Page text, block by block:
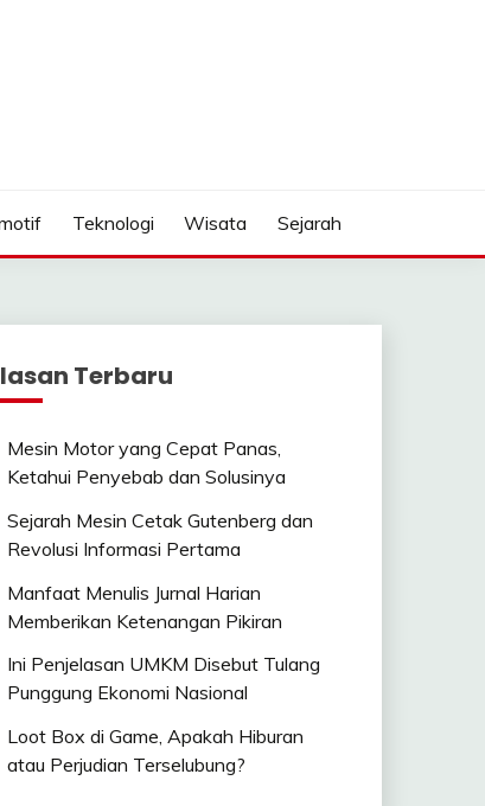
Teknologi Wisata Sejarah
Terbaru
Mesin Motor yang Cepat Panas,
Ketahui Penyebab dan Solusinya
Sejarah Mesin Cetak Gutenberg dan
Revolusi Informasi Pertama
Manfaat Menulis Jurnal Harian
Memberikan Ketenangan Pikiran
Ini Penjelasan UMKM Disebut Tulang
Punggung Ekonomi Nasional
Loot Box di Game, Apakah Hiburan
atau Perjudian Terselubung?